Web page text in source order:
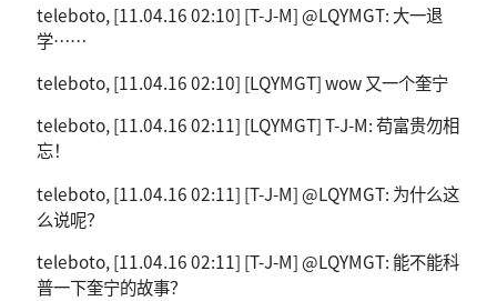
teleboto, [11.04.16 02:10] [T-J-M] @LQYMGT: 大一退
学……
teleboto, [11.04.16 02:10] [LQYMGT] wow 又一个奎宁
teleboto, [11.04.16 02:11] [LQYMGT] T-J-M: 苟富贵勿相
忘！
teleboto, [11.04.16 02:11] [T-J-M] @LQYMGT: 为什么这
么说呢？
teleboto, [11.04.16 02:11] [T-J-M] @LQYMGT: 能不能科
普一下奎宁的故事？